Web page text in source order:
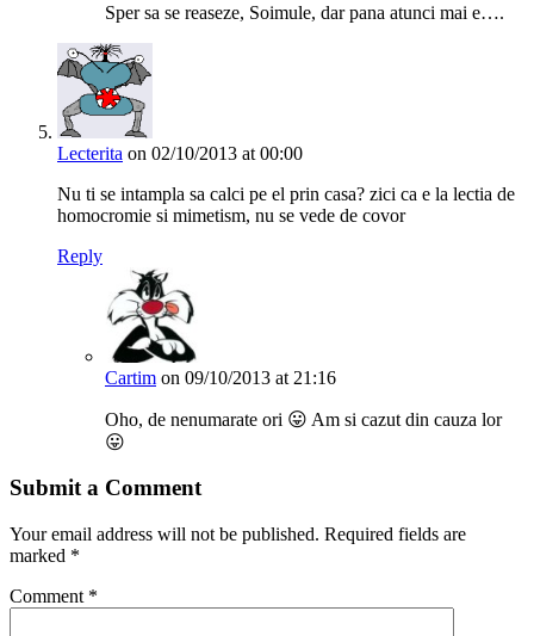
Sper sa se reaseze, Soimule, dar pana atunci mai e….
Lecterita on 02/10/2013 at 00:00
Nu ti se intampla sa calci pe el prin casa? zici ca e la lectia de
homocromie si mimetism, nu se vede de covor
Reply
Cartim on 09/10/2013 at 21:16
Oho, de nenumarate ori 😛 Am si cazut din cauza lor
😛
Submit a Comment
Your email address will not be published. Required fields are
marked *
Comment *